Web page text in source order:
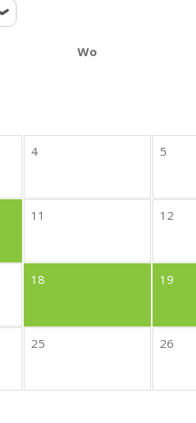
Wo
4 5
11 12
18 19
25 26